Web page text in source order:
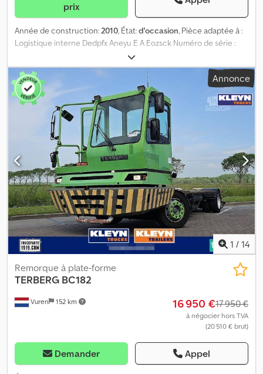
prix
Année de construction:2010, État:d'occasion, Pièce adaptée à :
Logistique interne Dedpfx Aneyu E A Eozsck Numéro de série :
21745 Veuillez contacter J.A.J. Jansen pour de plus amples
informations.
Annonce
1 / 14
Vuren 152 km
Remorque à plate-forme
TERBERG BC182
16 950 €17 950 €
à négocier hors TVA
(20 510 € brut)
Demander Appel